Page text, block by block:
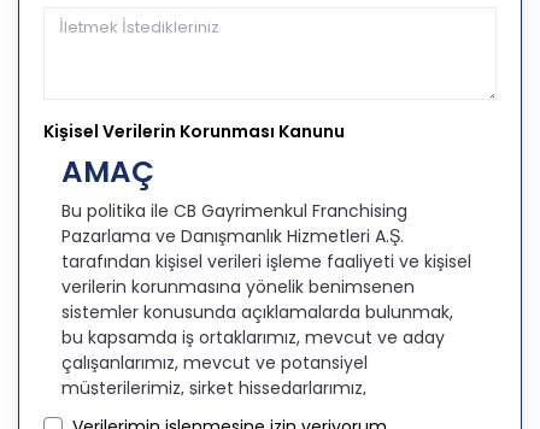
Kişisel Verilerin Korunması Kanunu
AMAÇ
Bu politika ile CB Gayrimenkul Franchising
Pazarlama ve Danışmanlık Hizmetleri A.Ş.
tarafından kişisel verileri işleme faaliyeti ve kişisel
verilerin korunmasına yönelik benimsenen
sistemler konusunda açıklamalarda bulunmak,
bu kapsamda iş ortaklarımız, mevcut ve aday
çalışanlarımız, mevcut ve potansiyel
müşterilerimiz, şirket hissedarlarımız,